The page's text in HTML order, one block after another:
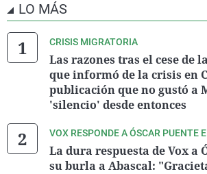
LO MÁS
CRISIS MIGRATORIA
Las razones tras el cese de
que informó de la crisis en
publicación que no gustó a
'silencio' desde entonces
VOX RESPONDE A ÓSCAR PUENTE
La dura respuesta de Vox a
su burla a Abascal: